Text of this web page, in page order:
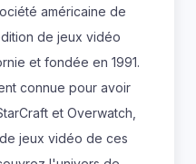
américaine de
de jeux vidéo
et fondée en 1991.
connue pour avoir
et Overwatch,
jeux vidéo de ces